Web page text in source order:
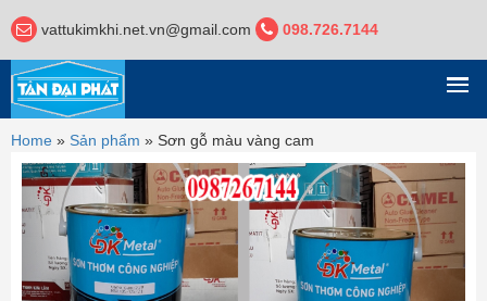
vattukimkhi.net.vn@gmail.com 098.726.7144
DANH MỤC
Home » Sản phẩm » Sơn gỗ màu vàng cam
Previous Next